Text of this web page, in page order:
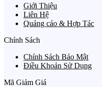
Giới Thiệu
Liên Hệ
Quảng cáo & Hợp Tác
Chính Sách
Chính Sách Bảo Mật
Điều Khoản Sử Dụng
Mã Giảm Giá